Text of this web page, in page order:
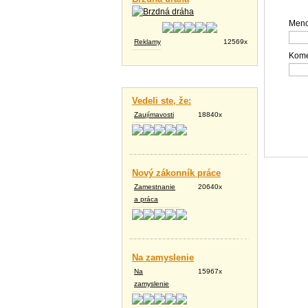
Reklamy 12569x
Vedeli ste, že:
Zaujímavosti 18840x
Nový zákonník práce
Zamestnanie
a práca
20640x
Na zamyslenie
Na
zamyslenie
15967x